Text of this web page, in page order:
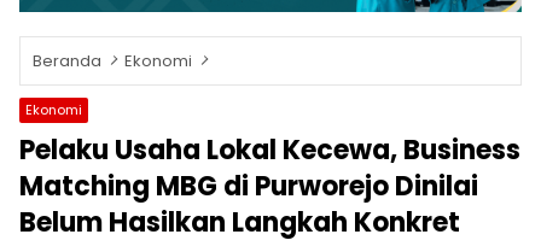
Beranda Ekonomi
Ekonomi
Pelaku Usaha Lokal Kecewa, Business
Matching MBG di Purworejo Dinilai
Belum Hasilkan Langkah Konkret